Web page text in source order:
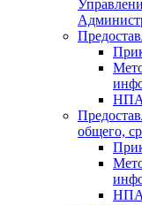
НПА
общего,
НПА